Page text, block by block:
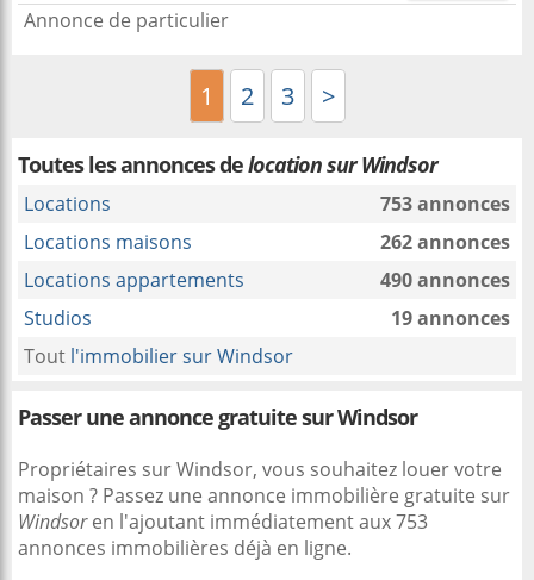
Annonce de particulier
1 2 3 >
Toutes les annonces delocation sur Windsor
Locations
753 annonces
Locations maisons
262 annonces
Locations appartements
490 annonces
Studios
19 annonces
Tout l'immobilier sur Windsor
Passer une annonce gratuite sur Windsor
Propriétaires sur Windsor, vous souhaitez louer votre
maison ? Passez une annonce immobilière gratuite sur
Windsoren l'ajoutant immédiatement aux 753
annonces immobilières déjà en ligne.